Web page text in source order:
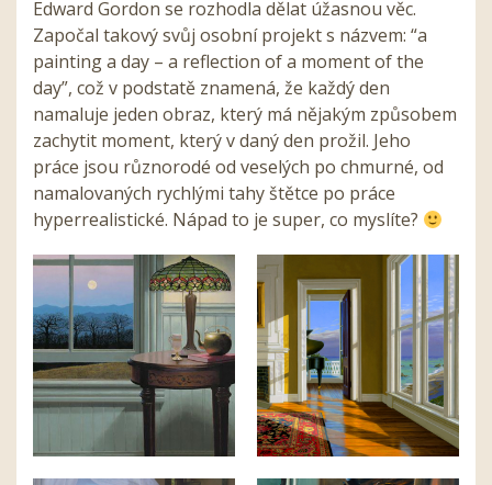
Edward Gordon se rozhodla dělat úžasnou věc.
Započal takový svůj osobní projekt s názvem: “a
painting a day – a reflection of a moment of the
day”, což v podstatě znamená, že každý den
namaluje jeden obraz, který má nějakým způsobem
zachytit moment, který v daný den prožil. Jeho
práce jsou různorodé od veselých po chmurné, od
namalovaných rychlými tahy štětce po práce
hyperrealistické. Nápad to je super, co myslíte?